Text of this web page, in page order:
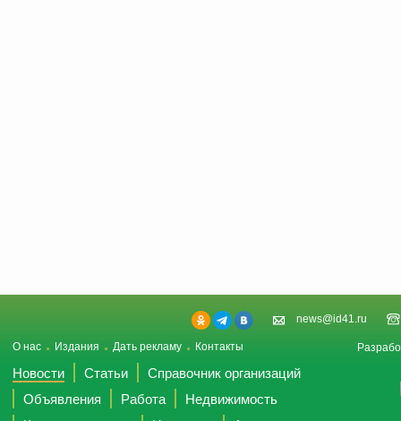
news@id41.ru
О нас Издания Дать рекламу Контакты
Новости Статьи
Справочник организаций
Объявления
Работа
Недвижимость